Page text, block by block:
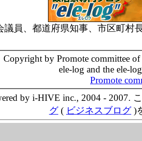
議員、都道府県知事、市区町村
Copyright by Promote committee
ele-log and the ele-
Promote
by i-HIVE inc., 2004 - 2007.
グ( ビジネスブログ)